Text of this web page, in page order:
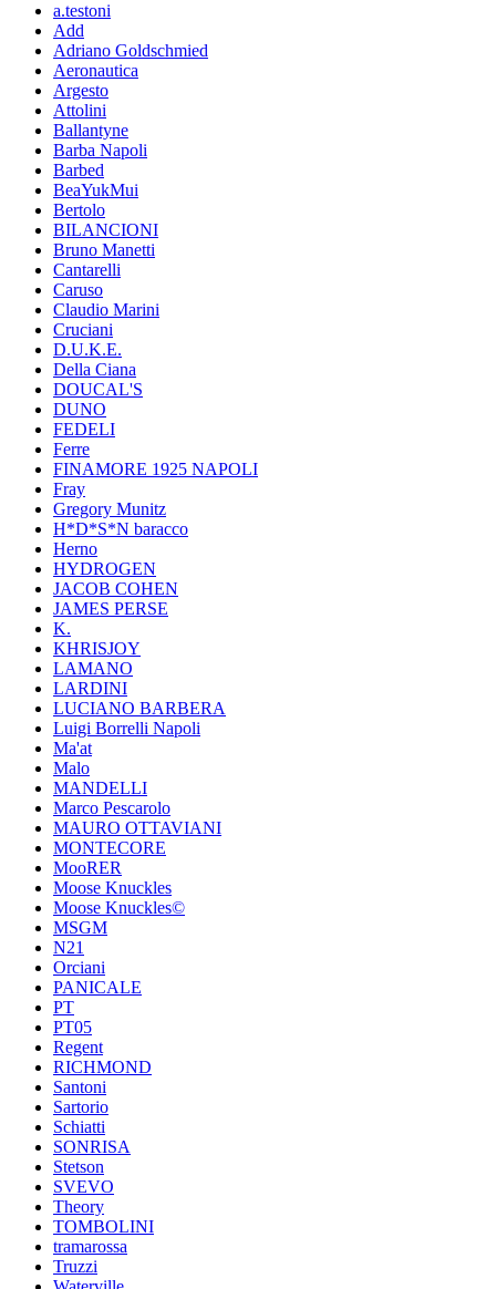
a.testoni
Add
Adriano Goldschmied
Aeronautica
Argesto
Attolini
Ballantyne
Barba Napoli
Barbed
BeaYukMui
Bertolo
BILANCIONI
Bruno Manetti
Cantarelli
Caruso
Claudio Marini
Cruciani
D.U.K.E.
Della Ciana
DOUCAL'S
DUNO
FEDELI
Ferre
FINAMORE 1925 NAPOLI
Fray
Gregory Munitz
H*D*S*N baracco
Herno
HYDROGEN
JACOB COHEN
JAMES PERSE
K.
KHRISJOY
LAMANO
LARDINI
LUCIANO BARBERA
Luigi Borrelli Napoli
Ma'at
Malo
MANDELLI
Marco Pescarolo
MAURO OTTAVIANI
MONTECORE
MooRER
Moose Knuckles
Moose Knuckles©️
MSGM
N21
Orciani
PANICALE
PT
PT05
Regent
RICHMOND
Santoni
Sartorio
Schiatti
SONRISA
Stetson
SVEVO
Theory
TOMBOLINI
tramarossa
Truzzi